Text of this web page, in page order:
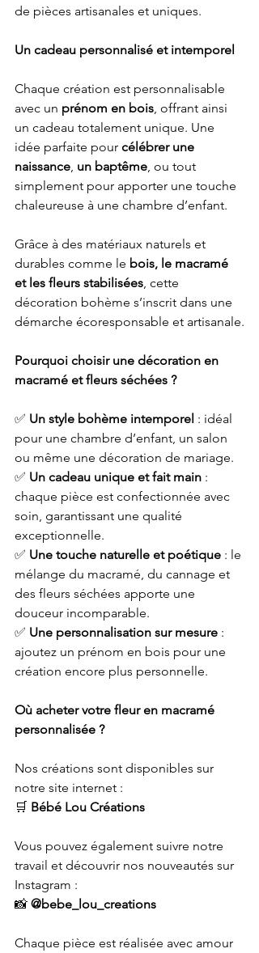
de pièces artisanales et uniques.
Un cadeau personnalisé et intemporel
Chaque création est personnalisable
avec un prénom en bois, offrant ainsi
un cadeau totalement unique. Une
idée parfaite pour célébrer une
naissance, un baptême, ou tout
simplement pour apporter une touche
chaleureuse à une chambre d’enfant.
Grâce à des matériaux naturels et
durables comme le bois, le macramé
et les fleurs stabilisées, cette
décoration bohème s’inscrit dans une
démarche écoresponsable et artisanale.
Pourquoi choisir une décoration en
macramé et fleurs séchées ?
✅ Un style bohème intemporel : idéal
pour une chambre d’enfant, un salon
ou même une décoration de mariage.
✅ Un cadeau unique et fait main :
chaque pièce est confectionnée avec
soin, garantissant une qualité
exceptionnelle.
✅ Une touche naturelle et poétique : le
mélange du macramé, du cannage et
des fleurs séchées apporte une
douceur incomparable.
✅ Une personnalisation sur mesure :
ajoutez un prénom en bois pour une
création encore plus personnelle.
Où acheter votre fleur en macramé
personnalisée ?
Nos créations sont disponibles sur
notre site internet :
🛒 Bébé Lou Créations
Vous pouvez également suivre notre
travail et découvrir nos nouveautés sur
Instagram :
📸 @bebe_lou_creations
Chaque pièce est réalisée avec amour